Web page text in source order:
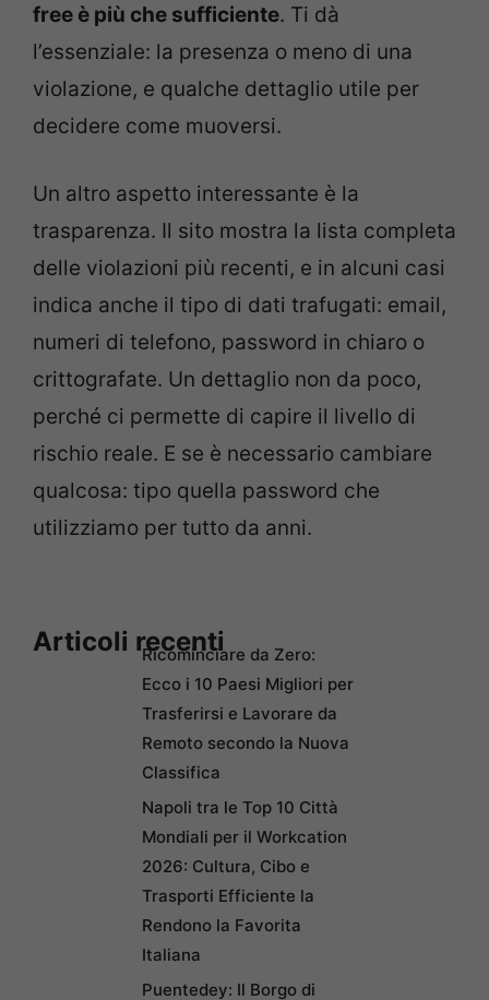
free è più che sufficiente. Ti dà
l’essenziale: la presenza o meno di una
violazione, e qualche dettaglio utile per
decidere come muoversi.
Un altro aspetto interessante è la
trasparenza. Il sito mostra la lista completa
delle violazioni più recenti, e in alcuni casi
indica anche il tipo di dati trafugati: email,
numeri di telefono, password in chiaro o
crittografate. Un dettaglio non da poco,
perché ci permette di capire il livello di
rischio reale. E se è necessario cambiare
qualcosa: tipo quella password che
utilizziamo per tutto da anni.
Articoli recentiRicominciare da Zero:
Ecco i 10 Paesi Migliori per
Trasferirsi e Lavorare da
Remoto secondo la Nuova
Classifica
Napoli tra le Top 10 Città
Mondiali per il Workcation
2026: Cultura, Cibo e
Trasporti Efficiente la
Rendono la Favorita
Italiana
Puentedey: Il Borgo di